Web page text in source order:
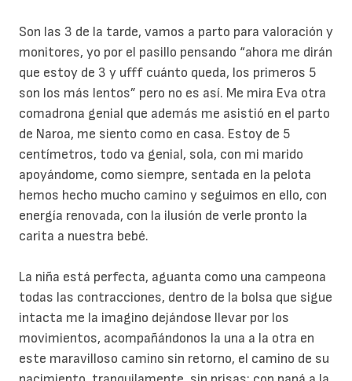
Son las 3 de la tarde, vamos a parto para valoración y
monitores, yo por el pasillo pensando “ahora me dirán
que estoy de 3 y ufff cuánto queda, los primeros 5
son los más lentos” pero no es así. Me mira Eva otra
comadrona genial que además me asistió en el parto
de Naroa, me siento como en casa. Estoy de 5
centímetros, todo va genial, sola, con mi marido
apoyándome, como siempre, sentada en la pelota
hemos hecho mucho camino y seguimos en ello, con
energía renovada, con la ilusión de verle pronto la
carita a nuestra bebé.
La niña está perfecta, aguanta como una campeona
todas las contracciones, dentro de la bolsa que sigue
intacta me la imagino dejándose llevar por los
movimientos, acompañándonos la una a la otra en
este maravilloso camino sin retorno, el camino de su